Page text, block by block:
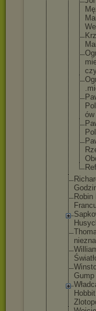
ów
Robin
Gump